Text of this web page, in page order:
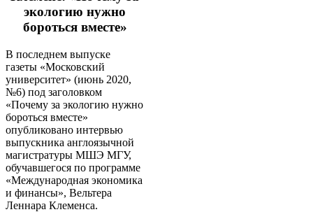
экологию нужно
бороться вместе»
В последнем выпуске
газеты «Московский
университет» (июнь 2020,
№6) под заголовком
«Почему за экологию нужно
бороться вместе»
опубликовано интервью
выпускника англоязычной
магистратуры МШЭ МГУ,
обучавшегося по программе
«Международная экономика
и финансы», Вельтера
Леннара Клеменса.